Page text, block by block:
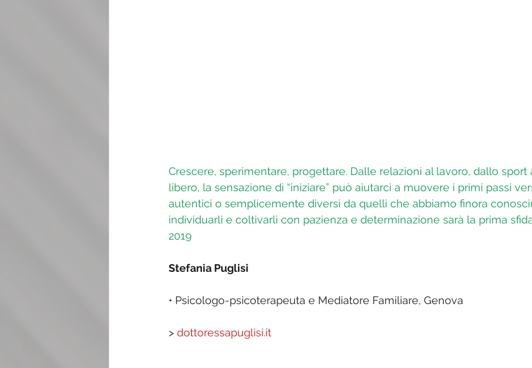
Crescere, sperimentare, progettare. Dalle relazioni al lavoro, dallo sport
libero, la sensazione di “iniziare” può aiutarci a muovere i primi passi
autentici o semplicemente diversi da quelli che abbiamo finora
individuarli e coltivarli con pazienza e determinazione sarà la prima
2019
Stefania Puglisi
• Psicologo-psicoterapeuta e Mediatore Familiare, Genova
> dottoressapuglisi.it